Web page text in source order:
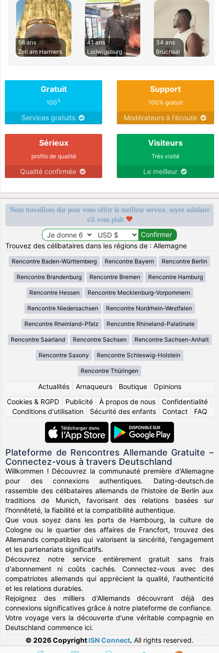
56 ans
Zell am Harmers
41 ans
Ludwigsburg
34 ans
Bruchsal
Gratuit
100%
Services gratuits
Support
100% gratuit
Modérateurs à l'écoute
Sérieux
profils de qualité
Qualité confirmée
Visiteurs
Très visité
Le meilleur
Nous travaillons dur pour vous offrir le meilleur service, soyez solidaire
s'il vous plaît
Trouvez des célibataires dans les régions de : Allemagne
Rencontre Baden-Württemberg Rencontre Bayern Rencontre Berlin
Rencontre Brandenburg Rencontre Bremen Rencontre Hamburg
Rencontre Hessen Rencontre Mecklenburg-Vorpommern
Rencontre Niedersachsen Rencontre Nordrhein-Westfalen
Rencontre Rheinland-Pfalz Rencontre Rhineland-Palatinate
Rencontre Saarland Rencontre Sachsen Rencontre Sachsen-Anhalt
Rencontre Saxony Rencontre Schleswig-Holstein
Rencontre Thüringen
Actualités| Arnaqueurs| Boutique| Opinions
Cookies & RGPD
Publicité À propos de nous Confidentialité
Conditions d'utilisation| Sécurité des enfants| Contact| FAQ
Plateforme de Rencontres Allemande Gratuite –
Connectez-vous à travers Deutschland
Willkommen ! Découvrez la communauté première d'Allemagne
pour des connexions authentiques. Dating-deutsch.de
rassemble des célibataires allemands de l'histoire de Berlin aux
traditions de Munich, favorisant des relations basées sur
l'honnêteté, la fiabilité et la compatibilité authentique.
Que vous soyez dans les ports de Hambourg, la culture de
Cologne ou le quartier des affaires de Francfort, trouvez des
Allemands compatibles qui valorisent la sincérité, l'engagement
et les partenariats significatifs.
Découvrez notre service entièrement gratuit sans frais
d'abonnement ni coûts cachés. Connectez-vous avec des
compatriotes allemands qui apprécient la qualité, l'authenticité
et les relations durables.
Rejoignez des milliers d'Allemands découvrant déjà des
connexions significatives grâce à notre plateforme de confiance.
Votre voyage vers la découverte d'une véritable compagnie en
Deutschland commence ici.
© 2026 Copyright ISN Connect. All rights reserved.